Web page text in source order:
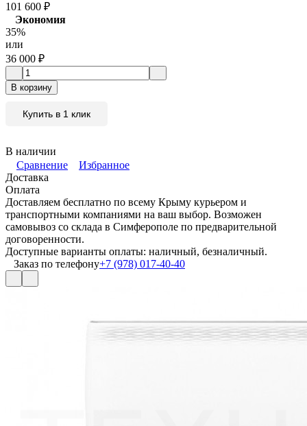
101 600 ₽
Экономия
35%
или
36 000 ₽
В корзину
Купить в 1 клик
В наличии
Сравнение
Избранное
Доставка
Оплата
Доставляем бесплатно по всему Крыму курьером и
транспортными компаниями на ваш выбор. Возможен
самовывоз со склада в Симферополе по предварительной
договоренности.
Доступные варианты оплаты: наличный, безналичный.
Заказ по телефону+7 (978) 017-40-40